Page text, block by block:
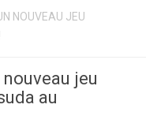
NOUVEAU JEU
nouveau jeu
au